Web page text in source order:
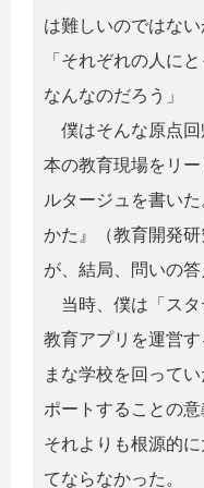
は難しいのではない
「それぞれの人に
なんなのだろう」
僕はそんな原点回
本の教育現場をリ
ルタージュを書い
かた』（教育開発
が、結局、問いの答
当時、僕は「スタ
教育アプリを運営
まな学校を回って
ポートすることの
それよりも根源的
てならなかった。